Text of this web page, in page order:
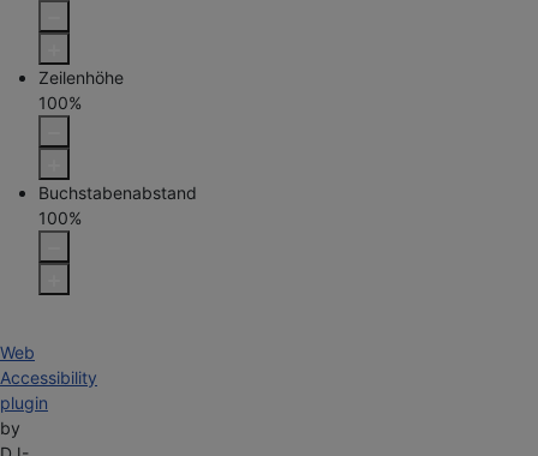
Zeilenhöhe
100%
Buchstabenabstand
100%
Web
Accessibility
plugin
by